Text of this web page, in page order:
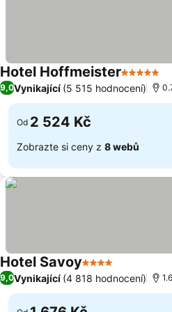
Hotel Hoffmeister5 Počet
9,0Vynikající (5 515 hodnocení)
Od 2 524 Kč
Zobrazte si ceny z 8 webů
Hotel Savoy4 Počet hvězdiček
9,0Vynikající (4 818 hodnocení)